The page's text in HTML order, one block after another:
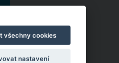
všechny cookies
nastavení